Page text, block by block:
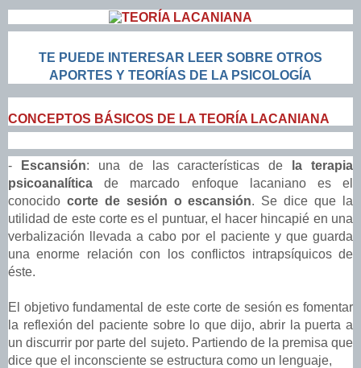
TE PUEDE INTERESAR LEER SOBRE OTROS
APORTES Y TEORÍAS DE LA PSICOLOGÍA
CONCEPTOS BÁSICOS DE LA TEORÍA LACANIANA
- Escansión: una de las características de
la terapia
psicoanalítica de marcado enfoque lacaniano es el
conocido corte de sesión o escansión. Se dice que la
utilidad de este corte es el puntuar, el hacer hincapié en una
verbalización llevada a cabo por el paciente y que guarda
una enorme relación con los conflictos intrapsíquicos de
éste.
El objetivo fundamental de este corte de sesión es fomentar
la reflexión del paciente sobre lo que dijo, abrir la puerta a
un discurrir por parte del sujeto. Partiendo de la premisa que
dice que el inconsciente se estructura como un lenguaje,